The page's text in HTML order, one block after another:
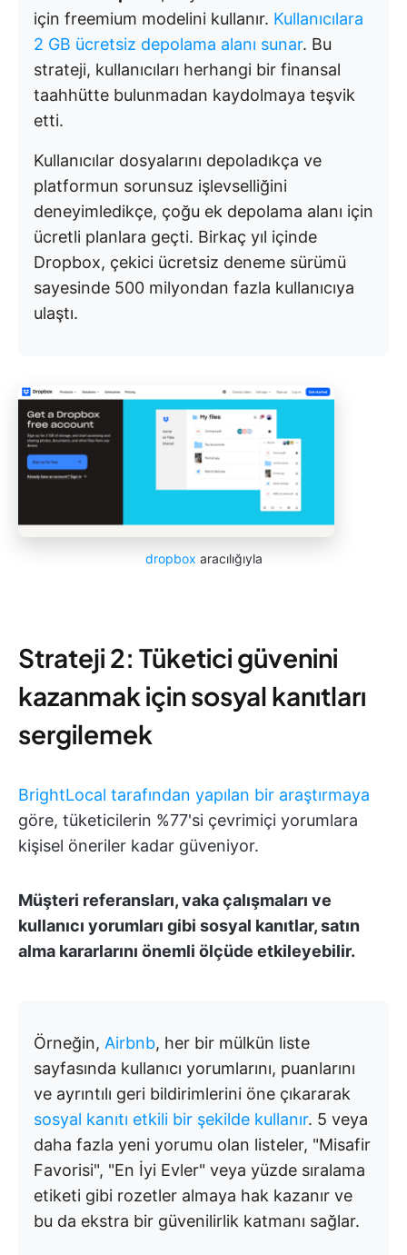
için freemium modelini kullanır. Kullanıcılara
2 GB ücretsiz depolama alanı sunar. Bu
strateji, kullanıcıları herhangi bir finansal
taahhütte bulunmadan kaydolmaya teşvik
etti.
Kullanıcılar dosyalarını depoladıkça ve
platformun sorunsuz işlevselliğini
deneyimledikçe, çoğu ek depolama alanı için
ücretli planlara geçti. Birkaç yıl içinde
Dropbox, çekici ücretsiz deneme sürümü
sayesinde 500 milyondan fazla kullanıcıya
ulaştı.
dropbox aracılığıyla
Strateji 2: Tüketici güvenini
kazanmak için sosyal kanıtları
sergilemek
BrightLocal tarafından yapılan bir araştırmaya
göre, tüketicilerin %77'si çevrimiçi yorumlara
kişisel öneriler kadar güveniyor.
Müşteri referansları, vaka çalışmaları ve
kullanıcı yorumları gibi sosyal kanıtlar, satın
alma kararlarını önemli ölçüde etkileyebilir.
Örneğin, Airbnb, her bir mülkün liste
sayfasında kullanıcı yorumlarını, puanlarını
ve ayrıntılı geri bildirimlerini öne çıkararak
sosyal kanıtı etkili bir şekilde kullanır. 5 veya
daha fazla yeni yorumu olan listeler, "Misafir
Favorisi", "En İyi Evler" veya yüzde sıralama
etiketi gibi rozetler almaya hak kazanır ve
bu da ekstra bir güvenilirlik katmanı sağlar.